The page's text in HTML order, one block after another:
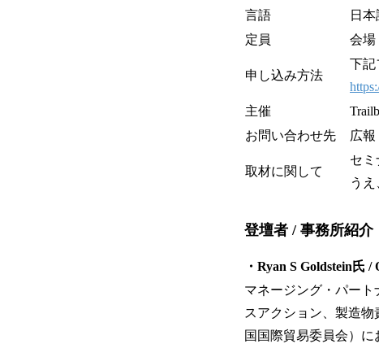
言語
日本
定員
会
申し込み方法
下記
主催
お問い合わせ先
広報
取材に関して
セミ
う
登壇者 / 事務所紹介
・Ryan S Goldstein氏
マネージング・パー
スアクション、製造
国国際貿易委員会）に